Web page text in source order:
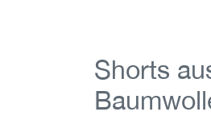
Shorts